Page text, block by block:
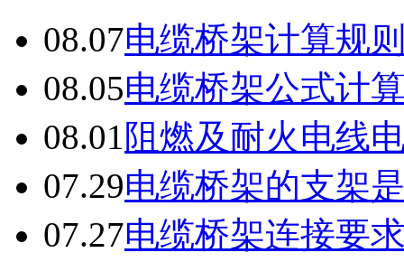
08.07电缆桥架计算规
08.05电缆桥架公式计
08.01 阻燃及耐火电线
07.29电缆桥架的支架
07.27电缆桥架连接要